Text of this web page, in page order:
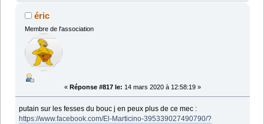
éric
Membre de l'association
« Réponse #817 le: 14 mars 2020 à 12:58:19 »
putain sur les fesses du bouc j en peux plus de ce mec :
https://www.facebook.com/El-Marticino-395339027490790/?